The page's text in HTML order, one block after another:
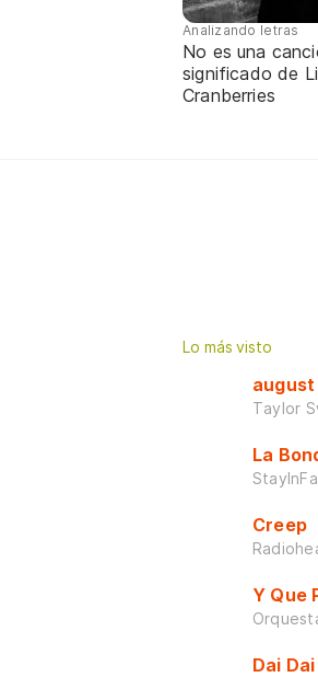
Analizando letras
No es una
significado de
Cranberries
Lo más visto
august
Taylor
La
Creep
Y Que
Dai